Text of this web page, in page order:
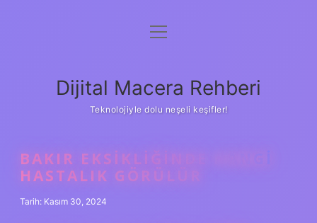
Anasayfa
Yasal Uyarı
menüyü
Dijital Macera Rehberi
Teknolojiyle dolu neşeli keşifler!
BAKIR EKSIKLIĞINDE HANGI
HASTALIK GÖRÜLÜR
Tarih: Kasım 30, 2024